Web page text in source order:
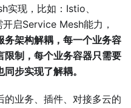
实现，比如：Istio、
启Service Mesh能力，
务架构解耦，每一个业务容
限制，每个业务容器只需要
步实现了解耦。
业务、插件、对接多云的